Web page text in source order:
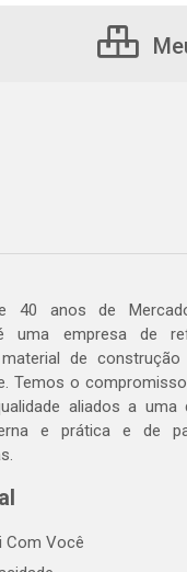
40 anos de
uma empresa de
de
Temos o
aliados a uma
e prática e de
Com Você